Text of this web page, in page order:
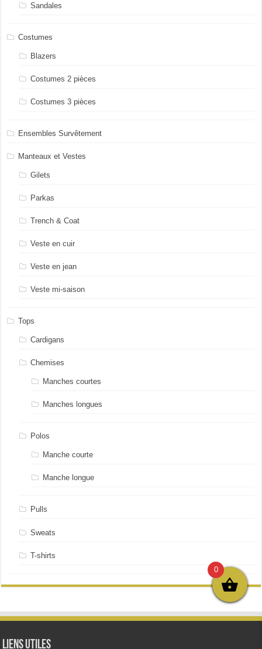
Sandales
Costumes
Blazers
Costumes 2 pièces
Costumes 3 pièces
Ensembles Survêtement
Manteaux et Vestes
Gilets
Parkas
Trench & Coat
Veste en cuir
Veste en jean
Veste mi-saison
Tops
Cardigans
Chemises
Manches courtes
Manches longues
Polos
Manche courte
Manche longue
Pulls
Sweats
T-shirts
Liens utiles
0